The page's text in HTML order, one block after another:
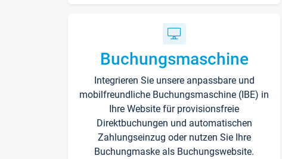
Buchungsmaschine
Integrieren Sie unsere anpassbare und
mobilfreundliche Buchungsmaschine (IBE) in
Ihre Website für provisionsfreie
Direktbuchungen und automatischen
Zahlungseinzug oder nutzen Sie Ihre
Buchungmaske als Buchungswebsite.